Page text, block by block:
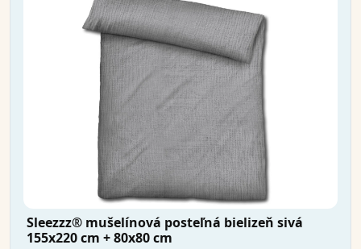
Sleezzz® mušelínová posteľná bielizeň sivá
155x220 cm + 80x80 cm